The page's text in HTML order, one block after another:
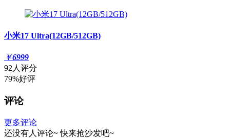
小米17 Ultra(12GB/512GB)
￥6999
92人评分
79%好评
评论
更多评论
还没有人评论~ 快来抢沙发吧~